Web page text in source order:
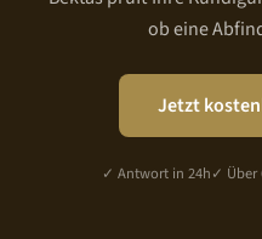
ob eine
Jetzt
✓ Antwort in 24h✓ Über